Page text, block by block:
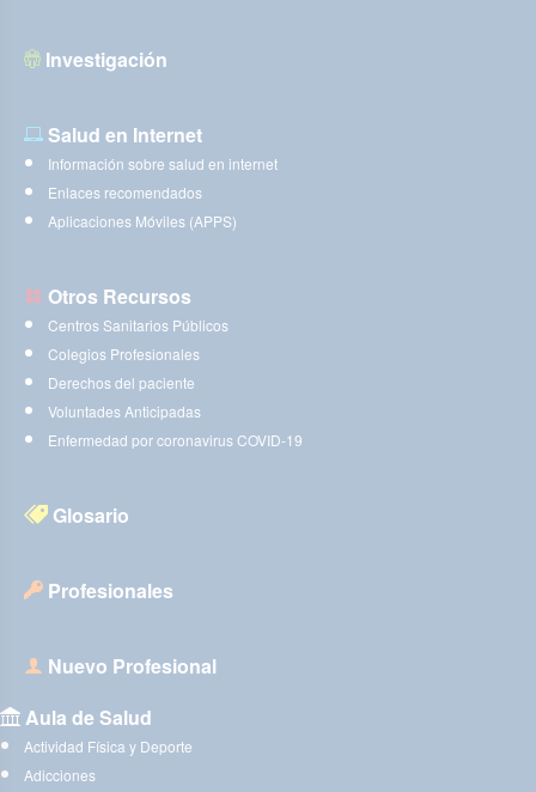
Investigación
Salud en Internet
Información sobre salud en internet
Enlaces recomendados
Aplicaciones Móviles (APPS)
Otros Recursos
Centros Sanitarios Públicos
Colegios Profesionales
Derechos del paciente
Voluntades Anticipadas
Enfermedad por coronavirus COVID-19
Glosario
Profesionales
Nuevo Profesional
Aula de Salud
Actividad Física y Deporte
Adicciones